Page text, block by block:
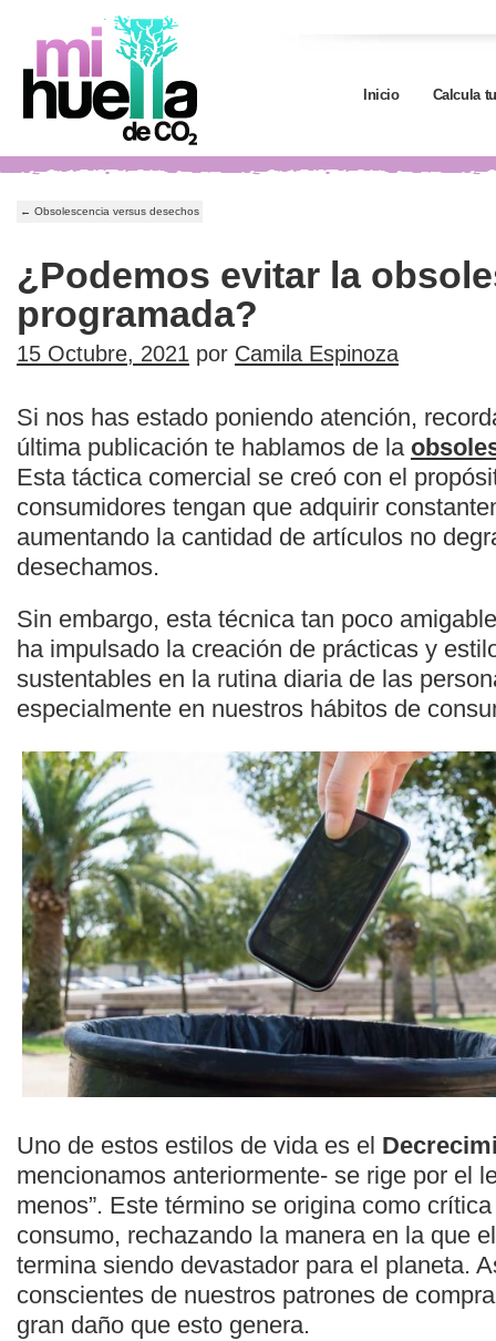
Inicio Calcula
← Obsolescencia versus desechos
¿Podemos evitar la
programada?
15 Octubre, 2021 por Camila Espinoza
Si nos has estado poniendo atención,
última publicación te hablamos de la
Esta táctica comercial se creó con el
consumidores tengan que adquirir
aumentando la cantidad de artículos no
desechamos.
Sin embargo, esta técnica tan poco
ha impulsado la creación de prácticas y
sustentables en la rutina diaria de las
especialmente en nuestros hábitos de
Uno de estos estilos de vida es el
mencionamos anteriormente- se rige por el
menos”. Este término se origina como
consumo, rechazando la manera en la que
termina siendo devastador para el planeta.
conscientes de nuestros patrones de
gran daño que esto genera.